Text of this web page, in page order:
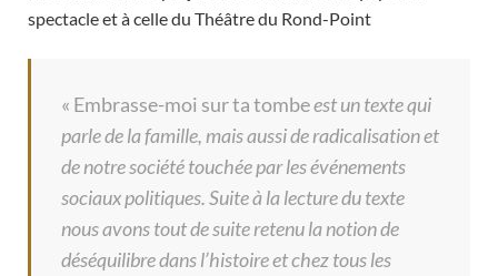
spectacle et à celle du Théâtre du Rond-Point
« Embrasse-moi sur ta tombeest un texte qui
parle de la famille, mais aussi de radicalisation et
de notre société touchée par les événements
sociaux politiques.Suite à la lecture du texte
nous avons tout de suiteretenu la notion de
déséquilibre dans l’histoire et chez tous les